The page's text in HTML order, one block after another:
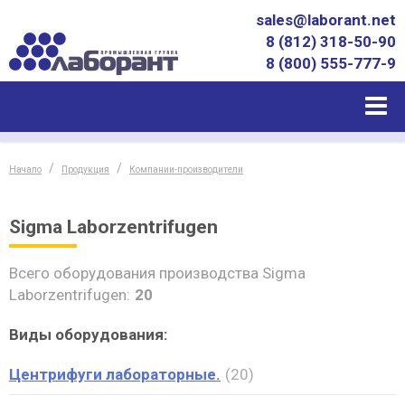
sales@laborant.net
8 (812) 318-50-90
8 (800) 555-777-9
Начало Продукция Компании-производители
Sigma Laborzentrifugen
Всего оборудования производства Sigma
Laborzentrifugen: 20
Виды оборудования:
Центрифуги лабораторные. 20